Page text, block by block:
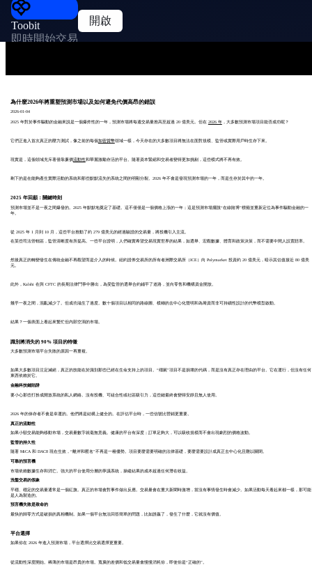
Toobit
即時開始交易
開啟
為什麼2026年將重塑預測市場以及如何避免代價高昂的錯誤
2026-01-04
2025 年對於事件驅動的金融來說是一個爆炸性的一年，預測市場將每週交易量推高至超過 20 億美元。但在 2026 年，大多數預測市場項目能否成功呢？
它們正進入首次真正的壓力測試，像之前的每個加密貨幣領域一樣，今天存在的大多數項目將無法在面對規模、監管或實際用戶時生存下來。
現實是，這個領域充斥著僅靠廉價流動性和華麗激勵存活的平台。隨著資本緊縮和交易者變得更加挑剔，這些模式將不再有效。
剩下的是在能夠產生實際活動的系統和那些默默流失的系統之間的明顯分裂。2026 年不會是發現預測市場的一年，而是生存於其中的一年。
2025 年回顧：關鍵時刻
預測市場並不是一夜之間爆發的。2025 年默默地奠定了基礎。這不僅僅是一個價格上漲的一年；這是預測市場擺脫“在線賭博”標籤並重新定位為事件驅動金融的一
年。
從 2025 年 1 月到 10 月，這些平台推動了約 279 億美元的經過驗證的交易量，將投機引入主流。
在某些司法管轄區，監管清晰度有所提高。一些平台證明，人們確實希望交易現實世界的結果，如選舉、宏觀數據、體育和政策決策，而不需要中間人設置賠率。
然後真正的轉變發生在傳統金融不再觀望而是介入的時候。紐約證券交易所的所有者洲際交易所（ICE）向 Polymarket 投資約 20 億美元，暗示其估值接近 80 億美
元。
此外，Kalshi 在與 CFTC 的長期法律鬥爭中勝出，為受監管的選舉合約鋪平了道路，並向零售和機構資金開放。
幾乎一夜之間，混亂減少了。但成功滋生了過度。數十個項目以相同的路線圖、模糊的去中心化聲明和為籌資而非可持續性設計的代幣模型啟動。
結果？一個表面上看起來繁忙但內部空洞的市場。
識別將消失的 90% 項目的特徵
大多數預測市場平台失敗的原因一再重複。
如果大多數項目注定滅絕，真正的技能在於識別那些已經在生命支持上的項目。“殭屍”項目不是損壞的代碼，而是沒有真正存在理由的平台。它在運行，但沒有任何
東西依賴於它。
金融科技鏈陷阱
要小心那些打扮成開放系統的私人網絡。沒有投機、可組合性或社區吸引力，這些鏈最終會變得安靜且無人使用。
2026 年的倖存者不會是幸運的。他們將是結構上健全的。在評估平台時，一些信號比營銷更重要。
真正的流動性
如果小額交易能夠移動市場，交易量數字就毫無意義。健康的平台有深度；訂單足夠大，可以吸收規模而不會出現劇烈的價格波動。
監管的持久性
隨著 MiCA 和 DAC8 現在生效，“離岸和匿名”不再是一種優勢。項目要麼需要明確的法律基礎，要麼需要設計成真正去中心化且難以關閉。
可靠的預言機
市場依賴數據生存和消亡。強大的平台使用分層的爭議系統，操縱結果的成本超過任何潛在收益。
洗盤交易的假象
平穩、穩定的交易量通常是一個紅旗。真正的市場會對事件做出反應。交易量會在重大新聞時激增，當沒有事情發生時會減少。如果活動每天看起來都一樣，那可能
是人為製造的。
預言機失敗是致命的
最快的歸零方式是破損的真相機制。如果一個平台無法回答簡單的問題，比如誰贏了，發生了什麼，它就沒有價值。
平台選擇
如果你在 2026 年進入預測市場，平台選擇比交易選擇更重要。
從流動性深度開始。稀薄的市場是昂貴的市場。寬廣的差價和低交易量會慢慢消耗你，即使你是“正確的”。